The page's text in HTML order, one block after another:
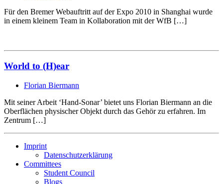
Für den Bremer Webauftritt auf der Expo 2010 in Shanghai wurde
in einem kleinem Team in Kollaboration mit der WfB […]
World to (H)ear
Florian Biermann
Mit seiner Arbeit ‘Hand-Sonar’ bietet uns Florian Biermann an die
Oberflächen physischer Objekt durch das Gehör zu erfahren. Im
Zentrum […]
Imprint
Datenschutzerklärung
Committees
Student Council
Blogs